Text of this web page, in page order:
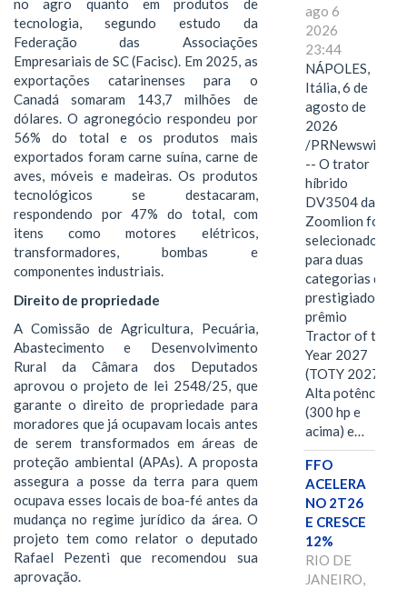
no agro quanto em produtos de
tecnologia, segundo estudo da
Federação das Associações
Empresariais de SC (Facisc). Em 2025, as
exportações catarinenses para o
Canadá somaram 143,7 milhões de
dólares. O agronegócio respondeu por
56% do total e os produtos mais
exportados foram carne suína, carne de
aves, móveis e madeiras. Os produtos
tecnológicos se destacaram,
respondendo por 47% do total, com
itens como motores elétricos,
transformadores, bombas e
componentes industriais.
Direito de propriedade
A Comissão de Agricultura, Pecuária,
Abastecimento e Desenvolvimento
Rural da Câmara dos Deputados
aprovou o projeto de lei 2548/25, que
garante o direito de propriedade para
moradores que já ocupavam locais antes
de serem transformados em áreas de
proteção ambiental (APAs). A proposta
assegura a posse da terra para quem
ocupava esses locais de boa-fé antes da
mudança no regime jurídico da área. O
projeto tem como relator o deputado
Rafael Pezenti que recomendou sua
aprovação.
ago 6
2026
23:44
NÁPOLES,
Itália, 6 de
agosto de
2026
/PRNewswire/
-- O trator
híbrido
DV3504 da
Zoomlion foi
selecionado
para duas
categorias do
prestigiado
prêmio
Tractor of the
Year 2027
(TOTY 2027:
Alta potência
(300 hp e
acima) e…
FFO
ACELERA
NO 2T26
E CRESCE
12%
RIO DE
JANEIRO,